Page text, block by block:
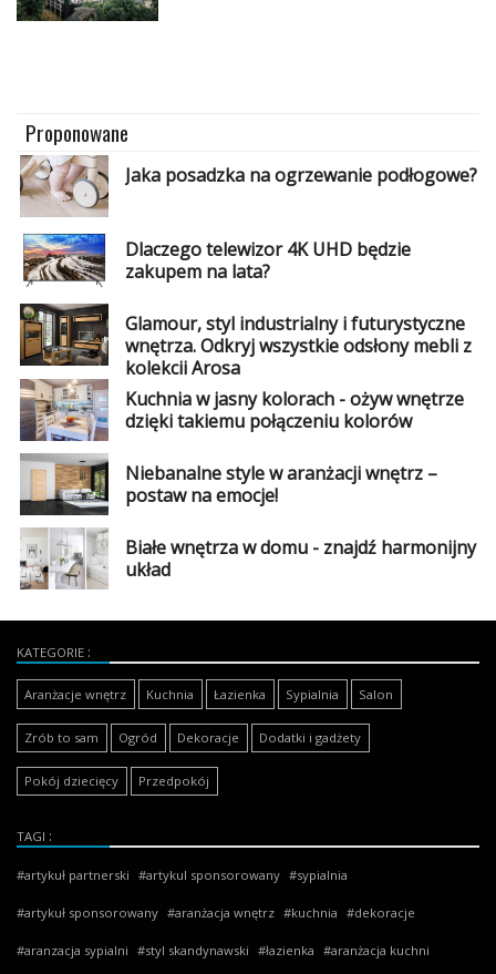
Proponowane
Jaka posadzka na ogrzewanie podłogowe?
Dlaczego telewizor 4K UHD będzie
zakupem na lata?
Glamour, styl industrialny i futurystyczne
wnętrza. Odkryj wszystkie odsłony mebli z
kolekcji Arosa
Kuchnia w jasny kolorach - ożyw wnętrze
dzięki takiemu połączeniu kolorów
Niebanalne style w aranżacji wnętrz –
postaw na emocje!
Białe wnętrza w domu - znajdź harmonijny
układ
KATEGORIE
Aranżacje wnętrz Kuchnia Łazienka Sypialnia Salon
Zrób to sam Ogród Dekoracje Dodatki i gadżety
Pokój dziecięcy Przedpokój
TAGI
artykuł partnerski artykul sponsorowany sypialnia
artykuł sponsorowany aranżacja wnętrz kuchnia dekoracje
aranzacja sypialni styl skandynawski łazienka aranżacja kuchni